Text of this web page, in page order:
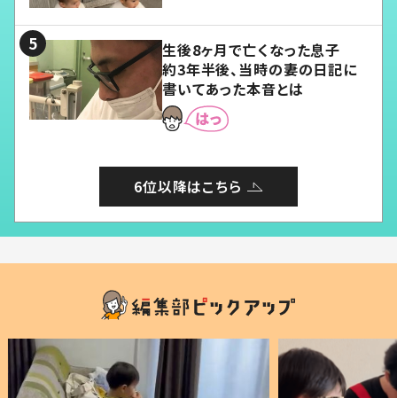
生後8ヶ月で亡くなった息子
約3年半後、当時の妻の日記に
書いてあった本音とは
6位以降はこちら